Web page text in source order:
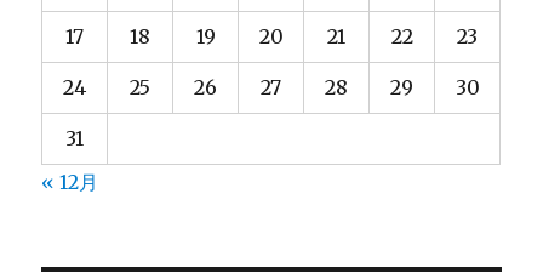
17 18 19 20 21 22 23
24 25 26 27 28 29 30
31
« 12月